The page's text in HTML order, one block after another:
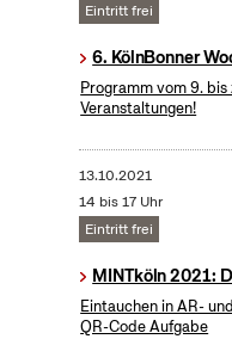
Eintritt frei
6. KölnBonner
Programm vom 9.
Veranstaltungen!
13.10.2021
14 bis 17 Uhr
Eintritt frei
MINTköln 2021:
Eintauchen in AR-
QR-Code Aufgabe